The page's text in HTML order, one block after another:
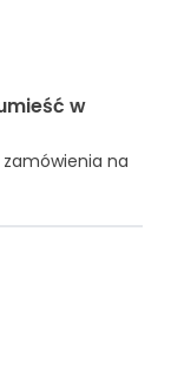
w
zamówienia na